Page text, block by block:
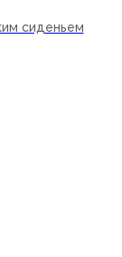
сиденьем